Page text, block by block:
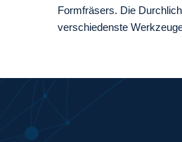
Formfräsers. Die
verschiedenste